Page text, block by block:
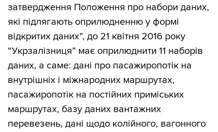
затвердження Положення про набори даних,
які підлягають оприлюдненню у формі
відкритих даних”, до 21 квітня 2016 року
“Укрзалізниця” має оприлюднити 11 наборів
даних, а саме: дані про пасажиропотік на
внутрішніх і міжнародних маршрутах,
пасажиропотік на постійних приміських
маршрутах, базу даних вантажних
перевезень, дані щодо колійного, вагонного